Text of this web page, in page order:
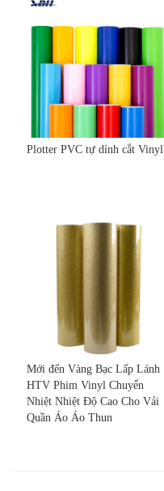
Plotter PVC tự dính cắt Vinyl
Mới đến Vàng Bạc Lấp Lánh
HTV Phim Vinyl Chuyển
Nhiệt Nhiệt Độ Cao Cho Vải
Quần Áo Áo Thun